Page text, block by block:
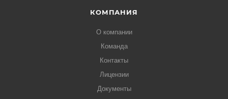
КОМПАНИЯ
О компании
Команда
Контакты
Лицензии
Документы